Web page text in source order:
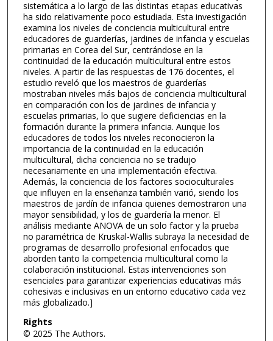
sistemática a lo largo de las distintas etapas educativas
ha sido relativamente poco estudiada. Esta investigación
examina los niveles de conciencia multicultural entre
educadores de guarderías, jardines de infancia y escuelas
primarias en Corea del Sur, centrándose en la
continuidad de la educación multicultural entre estos
niveles. A partir de las respuestas de 176 docentes, el
estudio reveló que los maestros de guarderías
mostraban niveles más bajos de conciencia multicultural
en comparación con los de jardines de infancia y
escuelas primarias, lo que sugiere deficiencias en la
formación durante la primera infancia. Aunque los
educadores de todos los niveles reconocieron la
importancia de la continuidad en la educación
multicultural, dicha conciencia no se tradujo
necesariamente en una implementación efectiva.
Además, la conciencia de los factores socioculturales
que influyen en la enseñanza también varió, siendo los
maestros de jardín de infancia quienes demostraron una
mayor sensibilidad, y los de guardería la menor. El
análisis mediante ANOVA de un solo factor y la prueba
no paramétrica de Kruskal-Wallis subraya la necesidad de
programas de desarrollo profesional enfocados que
aborden tanto la competencia multicultural como la
colaboración institucional. Estas intervenciones son
esenciales para garantizar experiencias educativas más
cohesivas e inclusivas en un entorno educativo cada vez
más globalizado.]
Rights
© 2025 The Authors.